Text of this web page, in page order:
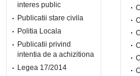
interes public
Publicatii stare civila
Politia Locala
Publicatii privind
intentia de a achizitiona
Legea 17/2014